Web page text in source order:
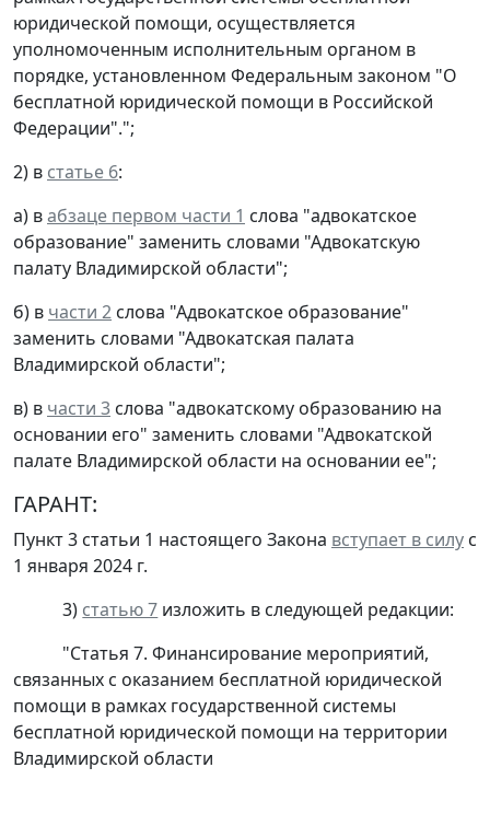
юридической помощи, осуществляется
уполномоченным исполнительным органом в
порядке, установленном Федеральным законом "О
бесплатной юридической помощи в Российской
Федерации".";
2) в статье 6:
а) вабзаце первом части 1 слова "адвокатское
образование" заменить словами "Адвокатскую
палату Владимирской области";
б) в части 2 слова "Адвокатское образование"
заменить словами "Адвокатская палата
Владимирской области";
в) в части 3 слова "адвокатскому образованию на
основании его" заменить словами "Адвокатской
палате Владимирской области на основании ее";
ГАРАНТ:
Пункт 3 статьи 1 настоящего Закона вступает в силу с
1 января 2024 г.
3) статью 7 изложить в следующей редакции:
"Статья 7. Финансирование мероприятий,
связанных с оказанием бесплатной юридической
помощи в рамках государственной системы
бесплатной юридической помощи на территории
Владимирской области